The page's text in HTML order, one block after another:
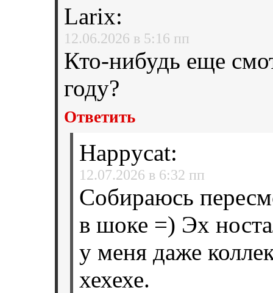
Larix:
12.06.2026 в 5:16 пп
Кто-нибудь еще
году?
Ответить
Happycat:
12.07.2026 в 6:32 пп
Собираюсь
в шоке =) Эх
у меня даже
хехехе.